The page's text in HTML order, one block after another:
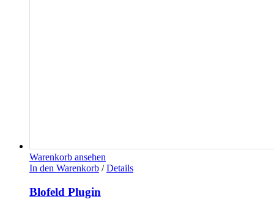
Warenkorb ansehen
In den Warenkorb / Details
Blofeld Plugin